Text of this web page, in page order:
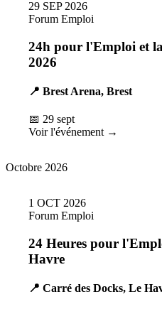
29 SEP 2026
Forum Emploi
24h pour l'Emploi et
2026
📍 Brest Arena, Brest
📅 29 sept
Voir l'événement →
Octobre 2026
1 OCT 2026
Forum Emploi
24 Heures pour
Havre
📍 Carré des Docks, Le